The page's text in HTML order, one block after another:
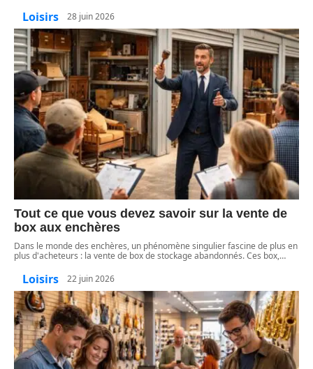
Loisirs 28 juin 2026
Tout ce que vous devez savoir sur la vente de
box aux enchères
Dans le monde des enchères, un phénomène singulier fascine de plus en
plus d'acheteurs : la vente de box de stockage abandonnés. Ces box,…
Loisirs 22 juin 2026